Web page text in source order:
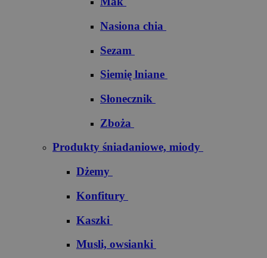
Nasiona chia
Sezam
Siemię lniane
Słonecznik
Zboża
Produkty śniadaniowe, miody
Dżemy
Konfitury
Kaszki
Musli, owsianki